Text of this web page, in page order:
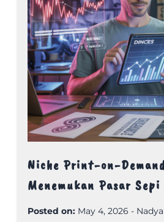
Niche Print-on-
Menemukan Pasar
Posted on: May 4, 2026 -